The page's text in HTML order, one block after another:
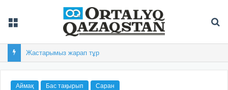
Жеңіс жылнамасының бастауы
Аймақ Бас тақырып Саран